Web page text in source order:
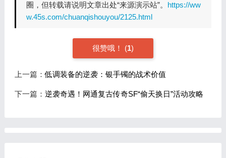
圈，但转载请说明文章出处“来源演示站”。 https://ww
w.45s.com/chuanqishouyou/2125.html
很赞哦！ (1)
上一篇：低调装备的逆袭：银手镯的战术价值
下一篇： 逆袭奇遇！网通复古传奇SF“偷天换日”活动攻略